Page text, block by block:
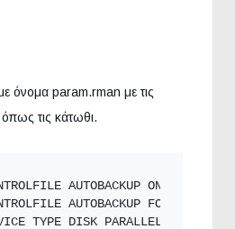
όνομα param.rman με τις
τις κάτωθι.
AUTOBACKUP ON;
AUTOBACKUP FORMAT
TYPE DISK PARALLELISM